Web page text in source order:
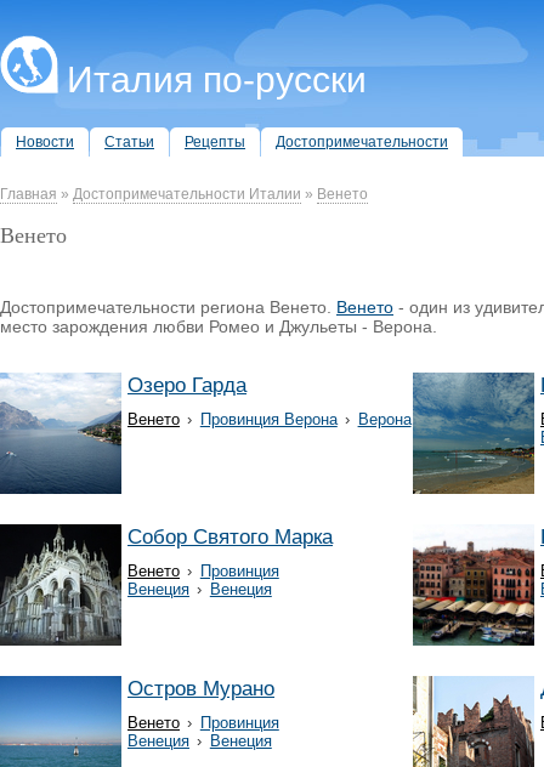
Италия по-русски
Новости Статьи Рецепты Достопримечательности
Главная » Достопримечательности Италии » Венето
Венето
Достопримечательности региона Венето. Венето - один из
место зарождения любви Ромео и Джульеты - Верона.
Озеро Гарда
Венето › Провинция Верона › Верона
Собор Святого Марка
Венето › Провинция
Венеция › Венеция
Остров Мурано
Венето › Провинция
Венеция › Венеция